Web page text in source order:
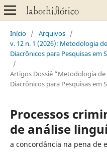
Início / Arquivos /
v. 12 n. 1 (2026): Metodologia
Diacrônicos para Pesquisas em
/
Artigos Dossiê “Metodologia
Diacrônicos para Pesquisas em
Processos
de análise
a concordância na pena de